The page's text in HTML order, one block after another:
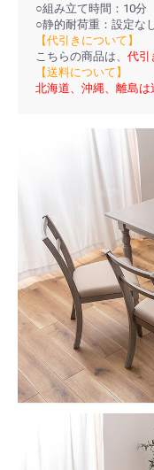
○組み立て時間：10分
○静的耐荷重：設定な
【代引きについて】
こちらの商品は、 代引
【送料について】
北海道、沖縄、離島は